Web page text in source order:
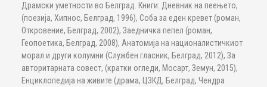
Драмски уметности во Белград. Книги: Дневник на пеењето,
(поезија, Хипнос, Белград, 1996), Соба за еден кревет (роман,
Откровение, Белград, 2002), Заедничка пепел (роман,
Геопоетика, Белград, 2008), Анатомија на националистичкиот
морал и други колумни (Службен гласник, Белград, 2012), За
авторитарната совест, (кратки огледи, Мосарт, Земун, 2015),
Енциклопедија на живите (драма, ЦЗКД, Белград, Чендра